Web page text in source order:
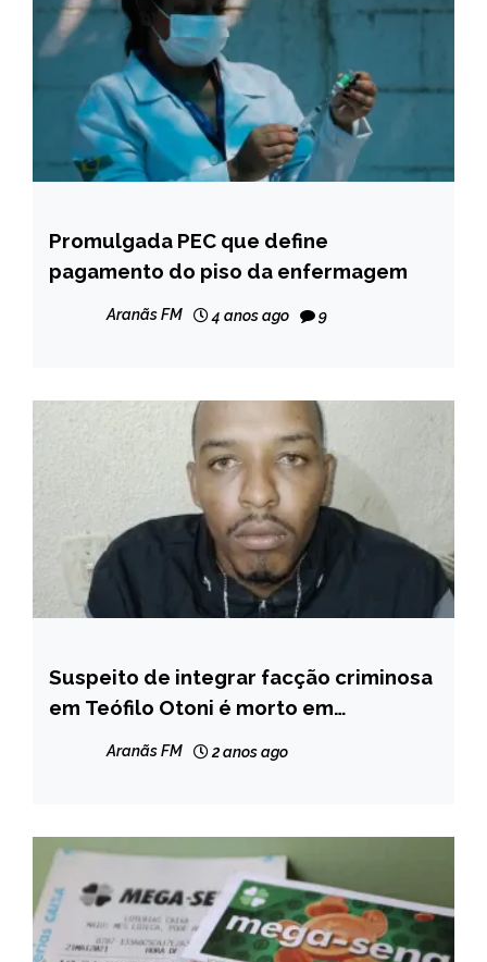
BRASIL
NOTÍCIAS
Promulgada PEC que define
pagamento do piso da enfermagem
Aranãs FM 4 anos ago 9
MINAS
GERAIS
NOTÍCIAS
Suspeito de integrar facção criminosa
em Teófilo Otoni é morto em
Aranãs FM 2 anos ago